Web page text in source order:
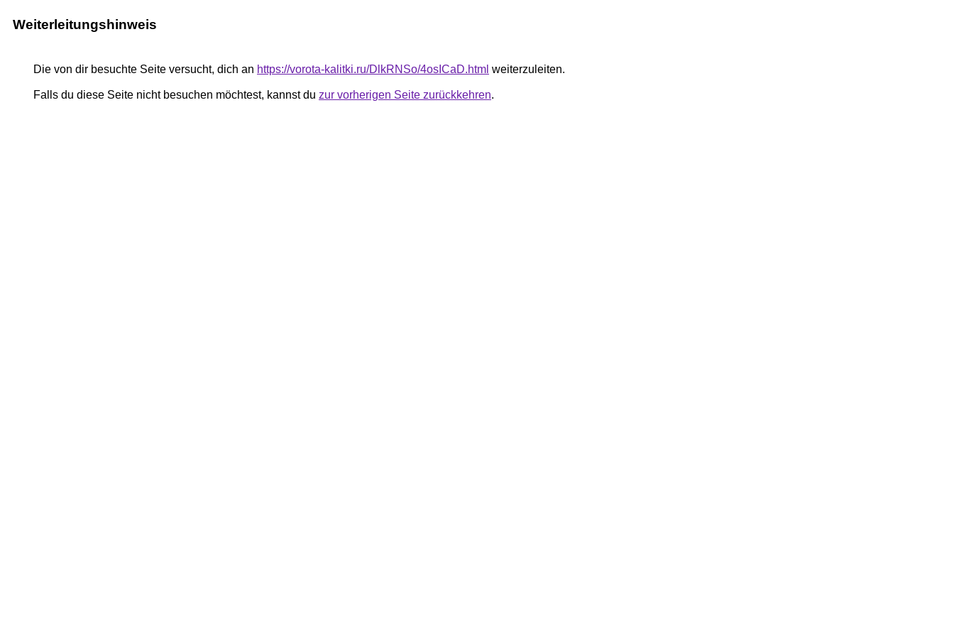
Weiterleitungshinweis
Die von dir besuchte Seite versucht, dich an https://vorota-kalitki.ru/DlkRNSo/4osICaD.html weiterzuleiten.
Falls du diese Seite nicht besuchen möchtest, kannst du zur vorherigen Seite zurückkehren.